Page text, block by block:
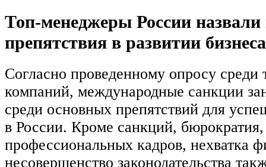
Топ-менеджеры России назвали
препятствия в развитии бизнеса
Согласно проведенному опросу среди
компаний, международные санкции
среди основных препятствий для
в России. Кроме санкций,
профессиональных кадров, нехватка
несовершенство законодательства